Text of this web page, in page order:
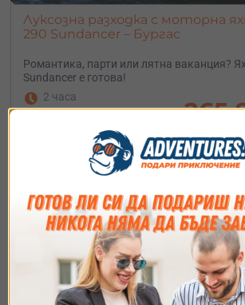
Луксозна разходка с моторна
290 Sundancer – Бургас
Романтика, парти или лятна ваканция?
Sundancer е готова!
2 часа
Бургас, пристанище
от
Съгласие Подробности
Ние използваме бисквитки.